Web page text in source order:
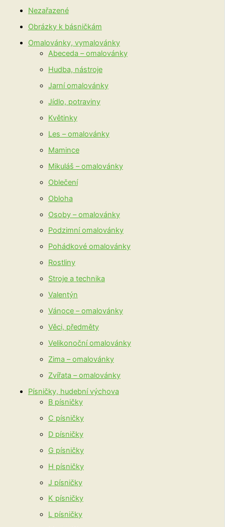
Nezařazené
Obrázky k básničkám
Omalovánky, vymalovánky
Abeceda – omalovánky
Hudba, nástroje
Jarní omalovánky
Jídlo, potraviny
Květinky
Les – omalovánky
Mamince
Mikuláš – omalovánky
Oblečení
Obloha
Osoby – omalovánky
Podzimní omalovánky
Pohádkové omalovánky
Rostliny
Stroje a technika
Valentýn
Vánoce – omalovánky
Věci, předměty
Velikonoční omalovánky
Zima – omalovánky
Zvířata – omalovánky
Písničky, hudební výchova
B písničky
C písničky
D písničky
G písničky
H písničky
J písničky
K písničky
L písničky